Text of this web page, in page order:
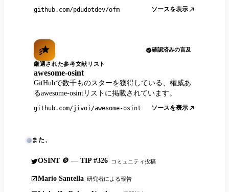
github.com/pdudotdev/ofm ソースを表示
確認済みの言及
厳選された参考文献リスト
awesome-osint
GitHubで数千ものスターを獲得している、権威あ
るawesome-osintリストに掲載されています。
github.com/jivoi/awesome-osint ソースを表示
また、
OSINT 🪙 — TIP #326 コミュニティ投稿
Mario Santella 研究者による報告